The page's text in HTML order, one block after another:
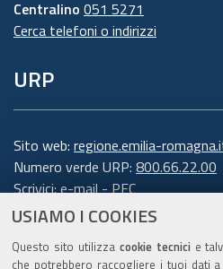
USIAMO I COOKIES
Questo sito utilizza cookie tecnici e
che potrebbero raccogliere i tuoi dati
Centralino 051 5271
Cerca telefoni o indirizzi
URP
Sito web: regione.emilia-
Numero verde URP: 800.66.22.00
Scrivici:e-mail-PEC
Trasparenza